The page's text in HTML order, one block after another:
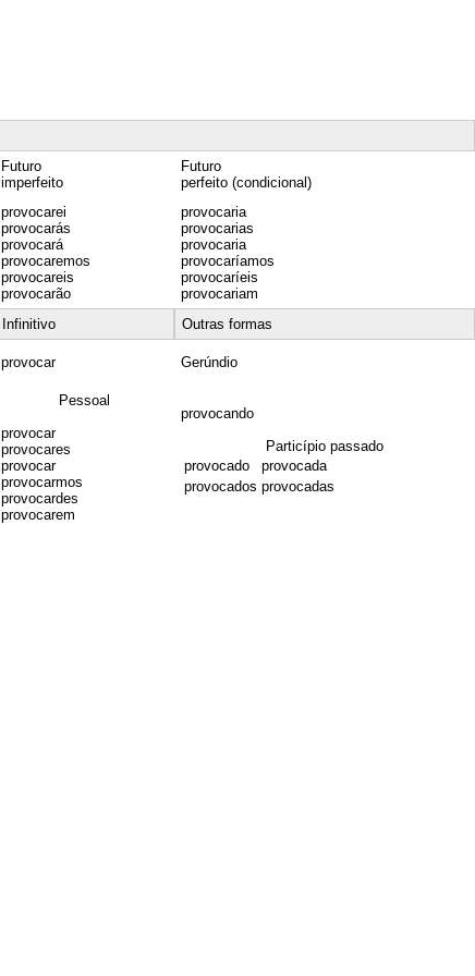
Futuro
imperfeito
Futuro
perfeito (condicional)
provocarei
provocarás
provocará
provocaremos
provocareis
provocarão
provocaria
provocarias
provocaria
provocaríamos
provocaríeis
provocariam
Infinitivo Outras formas
provocar Gerúndio
Pessoal
provocar
provocares
provocar
provocarmos
provocardes
provocarem
provocando
Particípio passado
provocado
provocada
provocados provocadas